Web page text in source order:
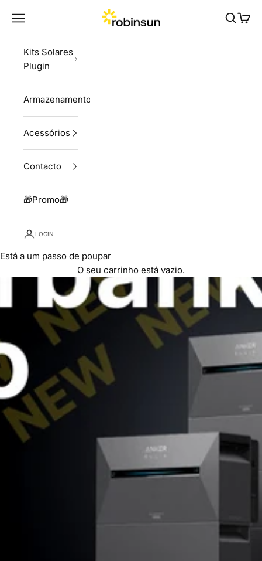
Robinsun
Navigation menu
Kits Solares
Plugin
Armazenamento
Acessórios
Contacto
🎁Promo🎁
LOGIN
Está a um passo de poupar
O seu carrinho está vazio.